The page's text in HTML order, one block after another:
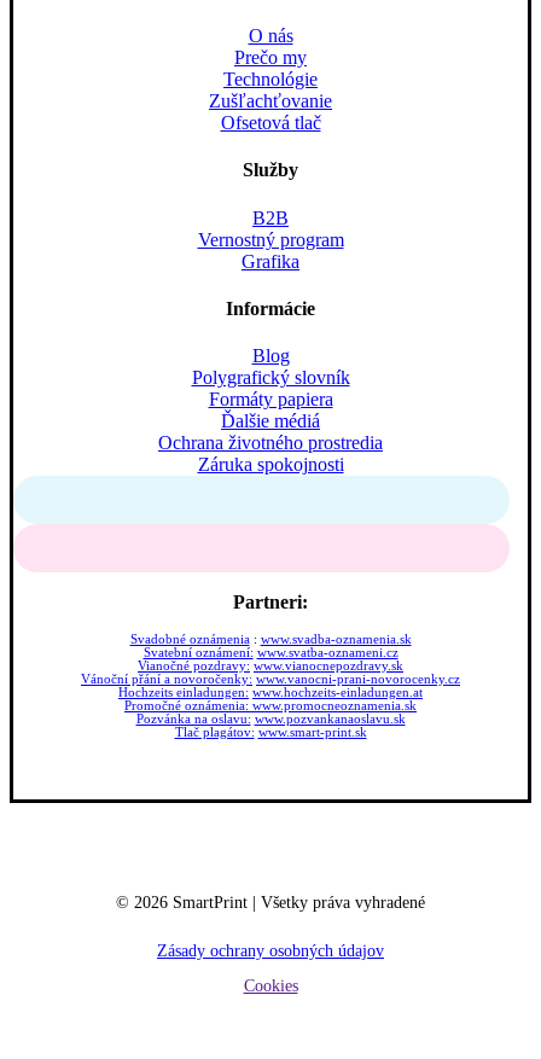
O nás
Prečo my
Technológie
Zušľachťovanie
Ofsetová tlač
Služby
B2B
Vernostný program
Grafika
Informácie
Blog
Polygrafický slovník
Formáty papiera
Ďalšie médiá
Ochrana životného prostredia
Záruka spokojnosti
Partneri:
Svadobné oznámenia: www.svadba-oznamenia.sk
Svatební oznámení: www.svatba-oznameni.cz
Vianočné pozdravy: www.vianocnepozdravy.sk
Vánoční přání a novoročenky: www.vanocni-prani-novorocenky.cz
Hochzeits einladungen: www.hochzeits-einladungen.at
Promočné oznámenia: www.promocneoznamenia.sk
Pozvánka na oslavu: www.pozvankanaoslavu.sk
Tlač plagátov: www.smart-print.sk
© 2026 SmartPrint | Všetky práva vyhradené
Zásady ochrany osobných údajov
Cookies